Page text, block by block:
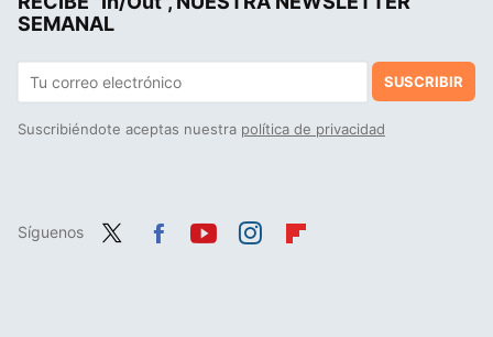
SEMANAL
SUSCRIBIR
Suscribiéndote aceptas nuestra política de privacidad
Síguenos